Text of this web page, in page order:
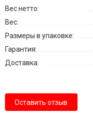
Вес нетто:
Вес:
Размеры в упаковке:
Гарантия:
Доставка:
Оставить отзыв